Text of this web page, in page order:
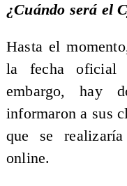
¿Cuándo será el
Hasta el
la fecha oficial
embargo, hay
informaron a sus
que se
online.